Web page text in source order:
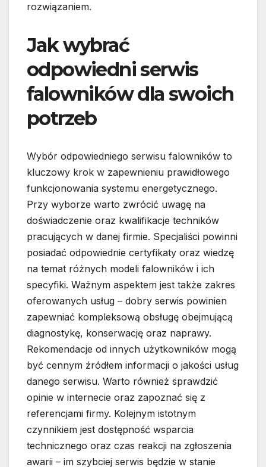
rozwiązaniem.
Jak wybrać
odpowiedni serwis
falowników dla swoich
potrzeb
Wybór odpowiedniego serwisu falowników to
kluczowy krok w zapewnieniu prawidłowego
funkcjonowania systemu energetycznego.
Przy wyborze warto zwrócić uwagę na
doświadczenie oraz kwalifikacje techników
pracujących w danej firmie. Specjaliści powinni
posiadać odpowiednie certyfikaty oraz wiedzę
na temat różnych modeli falowników i ich
specyfiki. Ważnym aspektem jest także zakres
oferowanych usług – dobry serwis powinien
zapewniać kompleksową obsługę obejmującą
diagnostykę, konserwację oraz naprawy.
Rekomendacje od innych użytkowników mogą
być cennym źródłem informacji o jakości usług
danego serwisu. Warto również sprawdzić
opinie w internecie oraz zapoznać się z
referencjami firmy. Kolejnym istotnym
czynnikiem jest dostępność wsparcia
technicznego oraz czas reakcji na zgłoszenia
awarii – im szybciej serwis będzie w stanie